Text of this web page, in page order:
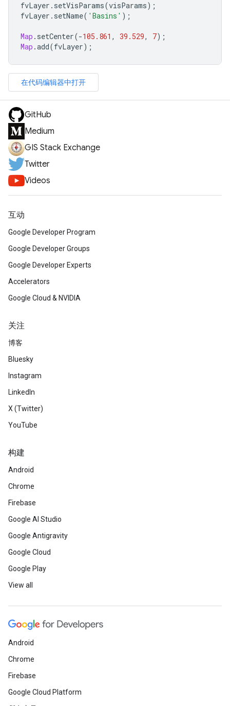
fvLayer . setVisParams(visParams);
fvLayer . setName( 'Basins' );
Map . setCenter(-105.861 , 39.529, 7);
Map .add(fvLayer);
在代码编辑器中打开
GitHub
Medium
GIS Stack Exchange
Twitter
Videos
互动
Google Developer Program
Google Developer Groups
Google Developer Experts
Accelerators
Google Cloud & NVIDIA
关注
博客
Bluesky
Instagram
LinkedIn
X (Twitter)
YouTube
构建
Android
Chrome
Firebase
Google AI Studio
Google Antigravity
Google Cloud
Google Play
View all
Android
Chrome
Firebase
Google Cloud Platform